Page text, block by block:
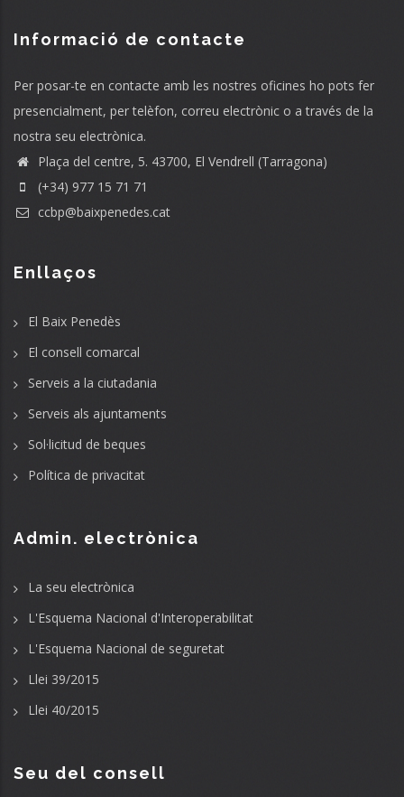
Informació de contacte
Per posar-te en contacte amb les nostres oficines ho pots fer
presencialment, per telèfon, correu electrònic o a través de la
nostra seu electrònica.
Plaça del centre, 5. 43700, El Vendrell (Tarragona)
(+34) 977 15 71 71
ccbp@baixpenedes.cat
Enllaços
El Baix Penedès
El consell comarcal
Serveis a la ciutadania
Serveis als ajuntaments
Sol·licitud de beques
Política de privacitat
Admin. electrònica
La seu electrònica
L'Esquema Nacional d'Interoperabilitat
L'Esquema Nacional de seguretat
Llei 39/2015
Llei 40/2015
Seu del consell